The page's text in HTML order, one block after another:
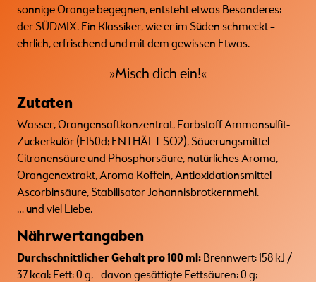
sonnige Orange begegnen, entsteht etwas Besonderes:
der SÜDMIX. Ein Klassiker, wie er im Süden schmeckt –
ehrlich, erfrischend und mit dem gewissen Etwas.
»Misch dich ein!«
Zutaten
Wasser, Orangensaftkonzentrat, Farbstoff Ammonsulfit-
Zuckerkulör (E150d; ENTHÄLT SO2), Säuerungsmittel
Citronensäure und Phosphorsäure, natürliches Aroma,
Orangenextrakt, Aroma Koffein, Antioxidationsmittel
Ascorbinsäure, Stabilisator Johannisbrotkernmehl.
… und viel Liebe.
Nährwertangaben
Durchschnittlicher Gehalt pro 100 ml: Brennwert: 158 kJ /
37 kcal; Fett: 0 g, - davon gesättigte Fettsäuren: 0 g;